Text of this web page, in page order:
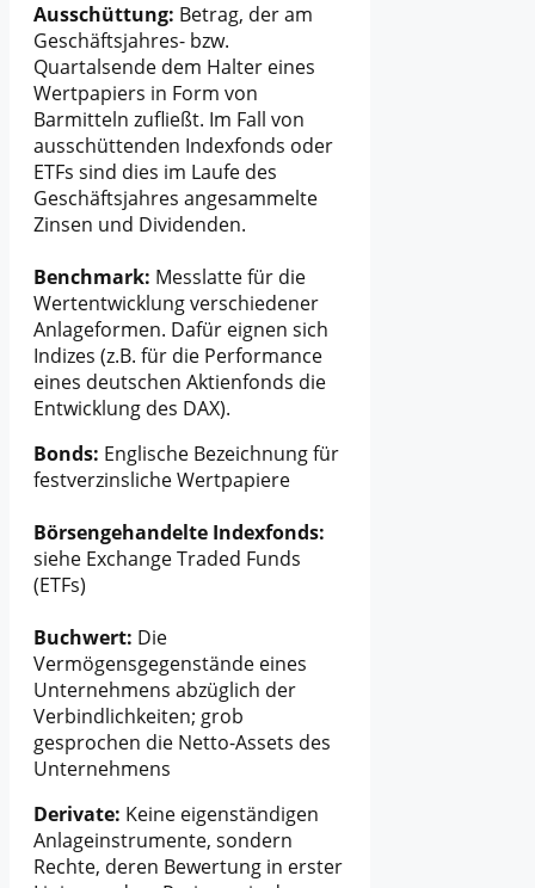
Ausschüttung: Betrag, der am
Geschäftsjahres- bzw.
Quartalsende dem Halter eines
Wertpapiers in Form von
Barmitteln zufließt. Im Fall von
ausschüttenden Indexfonds oder
ETFs sind dies im Laufe des
Geschäftsjahres angesammelte
Zinsen und Dividenden.
Benchmark: Messlatte für die
Wertentwicklung verschiedener
Anlageformen. Dafür eignen sich
Indizes (z.B. für die Performance
eines deutschen Aktienfonds die
Entwicklung des DAX).
Bonds: Englische Bezeichnung für
festverzinsliche Wertpapiere
Börsengehandelte Indexfonds:
siehe Exchange Traded Funds
(ETFs)
Buchwert: Die
Vermögensgegenstände eines
Unternehmens abzüglich der
Verbindlichkeiten; grob
gesprochen die Netto-Assets des
Unternehmens
Derivate: Keine eigenständigen
Anlageinstrumente, sondern
Rechte, deren Bewertung in erster